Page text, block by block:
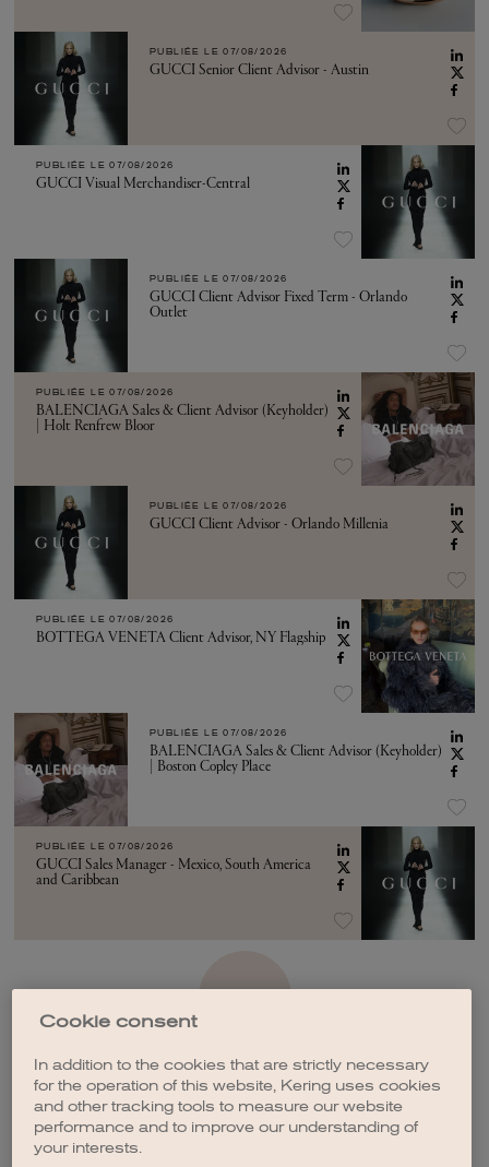
PUBLIÉE LE 07/08/2026
GUCCI Senior Client Advisor - Austin
PUBLIÉE LE 07/08/2026
GUCCI Visual Merchandiser-Central
PUBLIÉE LE 07/08/2026
GUCCI Client Advisor Fixed Term - Orlando
Outlet
PUBLIÉE LE 07/08/2026
BALENCIAGA Sales & Client Advisor (Keyholder)
| Holt Renfrew Bloor
PUBLIÉE LE 07/08/2026
GUCCI Client Advisor - Orlando Millenia
PUBLIÉE LE 07/08/2026
BOTTEGA VENETA Client Advisor, NY Flagship
PUBLIÉE LE 07/08/2026
BALENCIAGA Sales & Client Advisor (Keyholder)
| Boston Copley Place
PUBLIÉE LE 07/08/2026
GUCCI Sales Manager - Mexico, South America
and Caribbean
CRÉER UNE ALERTE
Cookie consent
In addition to the cookies that are strictly necessary
for the operation of this website, Kering uses cookies
and other tracking tools to measure our website
performance and to improve our understanding of
your interests.